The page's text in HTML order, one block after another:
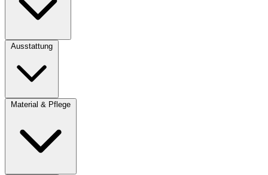
Ausstattung
Material & Pflege